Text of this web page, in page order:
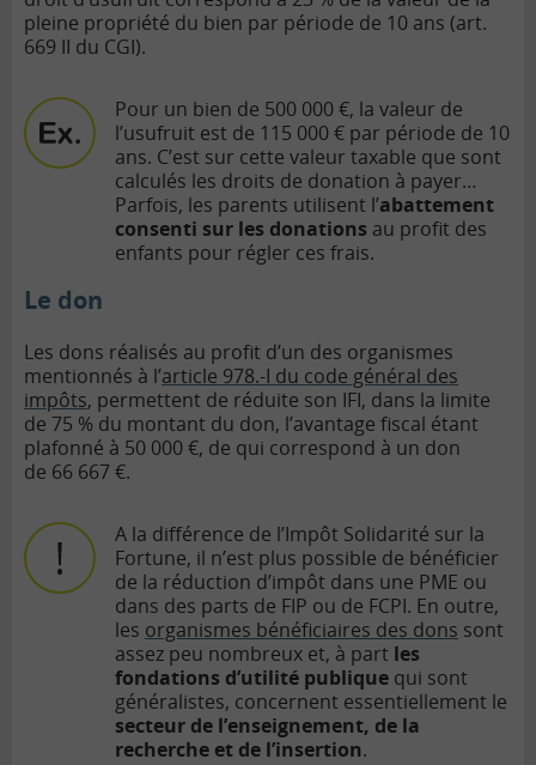
pleine propriété du bien par période de 10 ans (art.
669 II du CGI).
Pour un bien de 500 000 €, la valeur de
l’usufruit est de 115 000 € par période de 10
ans. C’est sur cette valeur taxable que sont
calculés les droits de donation à payer…
Parfois, les parents utilisent l’abattement
consenti sur les donations au profit des
enfants pour régler ces frais.
Le don
Les dons réalisés au profit d’un des organismes
mentionnés à l’article 978.-I du code général des
impôts, permettent de réduite son IFI, dans la limite
de 75 % du montant du don, l’avantage fiscal étant
plafonné à 50 000 €, de qui correspond à un don
de 66 667 €.
A la différence de l’Impôt Solidarité sur la
Fortune, il n’est plus possible de bénéficier
de la réduction d’impôt dans une PME ou
dans des parts de FIP ou de FCPI. En outre,
les organismes bénéficiaires des dons sont
assez peu nombreux et, à part les
fondations d’utilité publique qui sont
généralistes, concernent essentiellement le
secteur de l’enseignement, de la
recherche et de l’insertion.